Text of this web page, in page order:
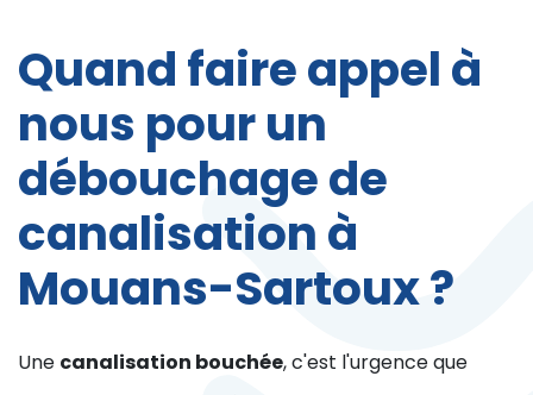
Quand faire appel à
nous pour un
débouchage de
canalisation à
Mouans-Sartoux ?
Une canalisation bouchée, c'est l'urgence que